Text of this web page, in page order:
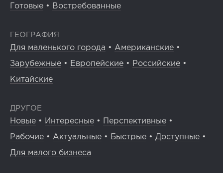
Готовые • Востребованные
ГЕОГРАФИЯ
Для маленького города • Американские •
Зарубежные • Европейские • Российские •
Китайские
ДРУГОЕ
Новые • Интересные • Перспективные •
Рабочие • Актуальные • Быстрые • Доступные •
Для малого бизнеса